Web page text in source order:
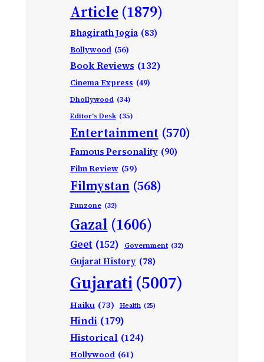
Article (1879)
Bhagirath Jogia (83)
Bollywood (56)
Book Reviews (132)
Cinema Express (49)
Dhollywood (34)
Editor's Desk (35)
Entertainment (570)
Famous Personality (90)
Film Review (59)
Filmystan (568)
Funzone (32)
Gazal (1606)
Geet (152) Government (32)
Gujarat History (78)
Gujarati(5007)
Haiku (73) Health (25)
Hindi (179)
Historical (124)
Hollywood (61)